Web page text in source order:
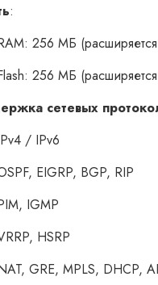
:
256 МБ
256 МБ
сетевых
/ IPv6
EIGRP, BGP, RIP
IGMP
HSRP
GRE, MPLS, DHCP,